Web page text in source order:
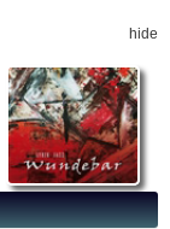
hide